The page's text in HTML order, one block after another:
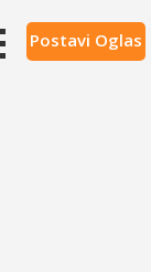
Postavi Oglas